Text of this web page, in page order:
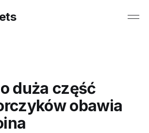
duża część
obawia